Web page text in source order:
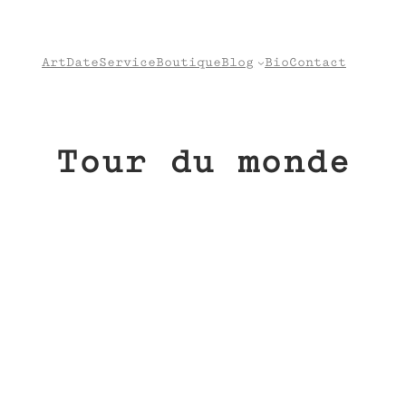
ArtDateServiceBoutiqueBlog BioContact
Tour du monde